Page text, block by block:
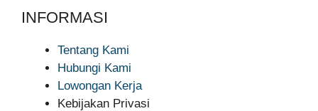
INFORMASI
Tentang Kami
Hubungi Kami
Lowongan Kerja
Kebijakan Privasi